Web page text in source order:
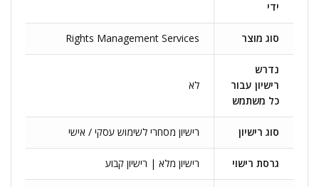
ידי
סוג מוצר Rights Management Services
נדרש
רישיון עבור
כל משתמש
לא
סוג רישיון רישיון מסחרי לשימוש עסקי / אישי
גרסת רישוי רישיון מלא | רישיון קבוע